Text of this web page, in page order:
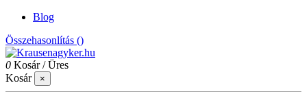
Blog
Összehasonlítás ()
0 Kosár /Üres
Kosár
×